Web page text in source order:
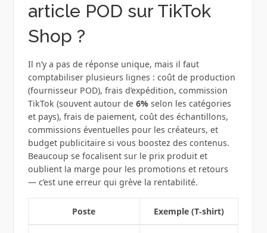
article POD sur TikTok
Shop ?
Il n’y a pas de réponse unique, mais il faut
comptabiliser plusieurs lignes : coût de production
(fournisseur POD), frais d’expédition, commission
TikTok (souvent autour de 6%selon les catégories
et pays), frais de paiement, coût des échantillons,
commissions éventuelles pour les créateurs, et
budget publicitaire si vous boostez des contenus.
Beaucoup se focalisent sur le prix produit et
oublient la marge pour les promotions et retours
— c’est une erreur qui grève la rentabilité.
Poste Exemple (T‑shirt)